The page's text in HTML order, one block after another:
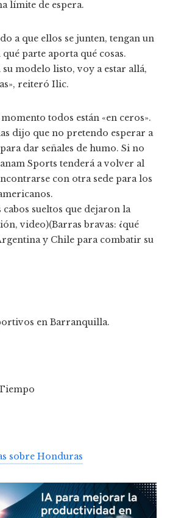
límite de espera.
a que ellos se junten, tengan un
parte aporta qué cosas.
su modelo listo, voy a estar allá,
reiteró Ilic.
todos están «en ceros».
dijo que no pretendo esperar a
dar señales de humo. Si no
Sports tenderá a volver al
con otra sede para los
cabos sueltos que dejaron la
video)(Barras bravas: ¿qué
y Chile para combatir su
en Barranquilla.
sobre Honduras